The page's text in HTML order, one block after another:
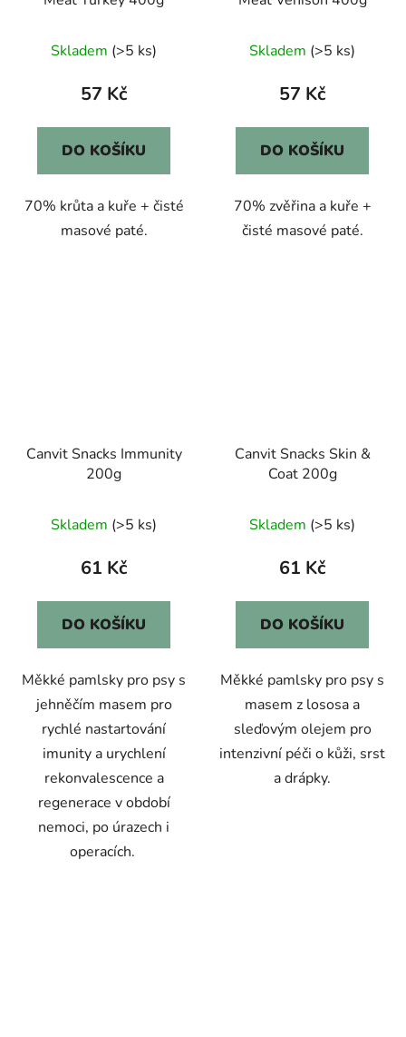
Skladem (>5 ks)
57 Kč
DO KOŠÍKU
70% krůta a kuře + čisté
masové paté.
Skladem (>5 ks)
57 Kč
DO KOŠÍKU
70% zvěřina a kuře +
čisté masové paté.
Canvit Snacks Immunity
200g
Skladem (>5 ks)
61 Kč
DO KOŠÍKU
Měkké pamlsky pro psy s
jehněčím masem pro
rychlé nastartování
imunity a urychlení
rekonvalescence a
regenerace v období
nemoci, po úrazech i
operacích.
Canvit Snacks Skin &
Coat 200g
Skladem (>5 ks)
61 Kč
DO KOŠÍKU
Měkké pamlsky pro psy s
masem z lososa a
sleďovým olejem pro
intenzivní péči o kůži, srst
a drápky.